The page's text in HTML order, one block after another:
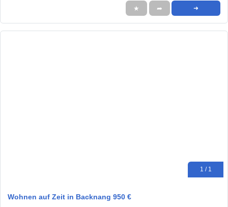
★ ➦ ➜
1 / 1
Wohnen auf Zeit in Backnang 950 €